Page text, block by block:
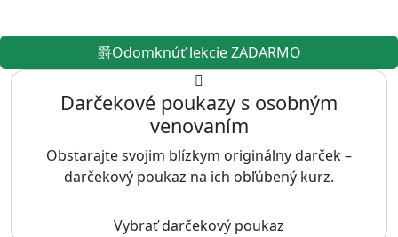
Odomknúť lekcie ZADARMO
Darčekové poukazy s osobným
venovaním
Obstarajte svojim blízkym originálny darček –
darčekový poukaz na ich obľúbený kurz.
Vybrať darčekový poukaz